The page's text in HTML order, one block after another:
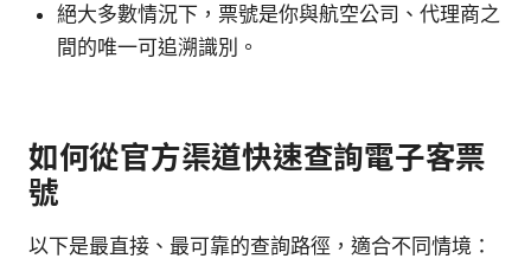
絕大多數情況下，票號是你與航空公司、代理商之
間的唯一可追溯識別。
如何從官方渠道快速查詢電子客票
號
以下是最直接、最可靠的查詢路徑，適合不同情境：